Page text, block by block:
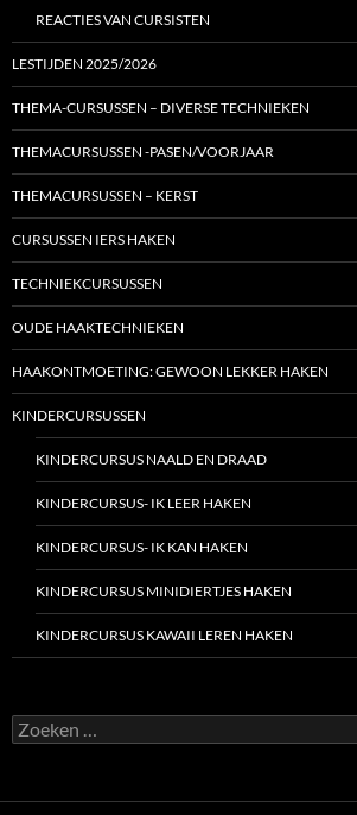
REACTIES VAN CURSISTEN
LESTIJDEN 2025/2026
THEMA-CURSUSSEN – DIVERSE TECHNIEKEN
THEMACURSUSSEN -PASEN/VOORJAAR
THEMACURSUSSEN – KERST
CURSUSSEN IERS HAKEN
TECHNIEKCURSUSSEN
OUDE HAAKTECHNIEKEN
HAAKONTMOETING: GEWOON LEKKER HAKEN
KINDERCURSUSSEN
KINDERCURSUS NAALD EN DRAAD
KINDERCURSUS- IK LEER HAKEN
KINDERCURSUS- IK KAN HAKEN
KINDERCURSUS MINIDIERTJES HAKEN
KINDERCURSUS KAWAII LEREN HAKEN
Zoeken
naar: